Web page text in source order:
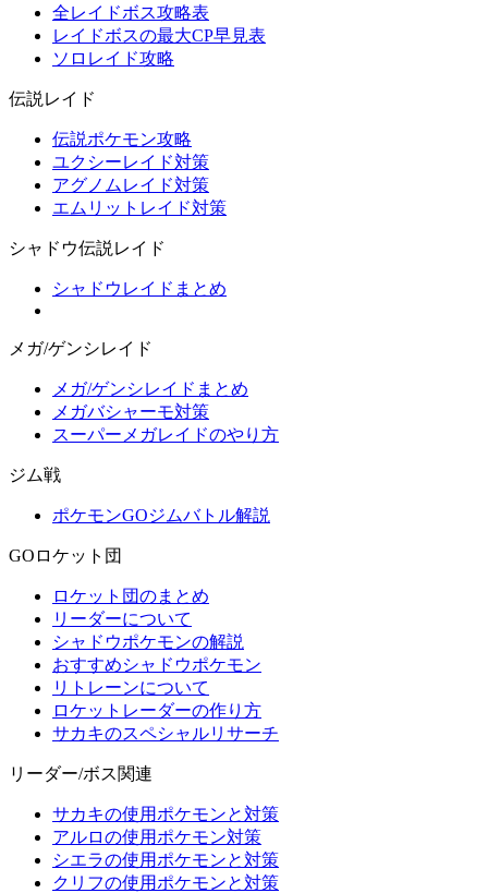
全レイドボス攻略表
レイドボスの最大CP早見表
ソロレイド攻略
伝説レイド
伝説ポケモン攻略
ユクシーレイド対策
アグノムレイド対策
エムリットレイド対策
シャドウ伝説レイド
シャドウレイドまとめ
メガ/ゲンシレイド
メガ/ゲンシレイドまとめ
メガバシャーモ対策
スーパーメガレイドのやり方
ジム戦
ポケモンGOジムバトル解説
GOロケット団
ロケット団のまとめ
リーダーについて
シャドウポケモンの解説
おすすめシャドウポケモン
リトレーンについて
ロケットレーダーの作り方
サカキのスペシャルリサーチ
リーダー/ボス関連
サカキの使用ポケモンと対策
アルロの使用ポケモン対策
シエラの使用ポケモンと対策
クリフの使用ポケモンと対策